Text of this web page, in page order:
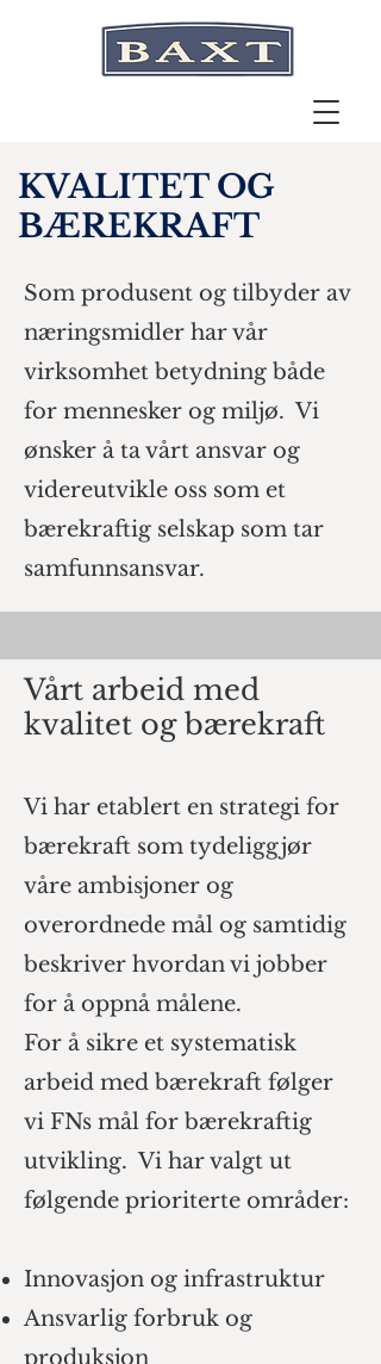
KVALITET OG
BÆREKRAFT
Som produsent og tilbyder av
næringsmidler har vår
virksomhet betydning både
for mennesker og miljø. Vi
ønsker å ta vårt ansvar og
videreutvikle oss som et
bærekraftig selskap som tar
samfunnsansvar.
Vårt arbeid med
kvalitet og bærekraft
Vi har etablert en strategi for
bærekraft som tydeliggjør
våre ambisjoner og
overordnede mål og samtidig
beskriver hvordan vi jobber
for å oppnå målene.
For å sikre et systematisk
arbeid med bærekraft følger
vi FNs mål for bærekraftig
utvikling. Vi har valgt ut
følgende prioriterte områder:
Innovasjon og infrastruktur
Ansvarlig forbruk og
produksjon